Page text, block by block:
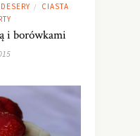
/
CIASTA
i borówkami